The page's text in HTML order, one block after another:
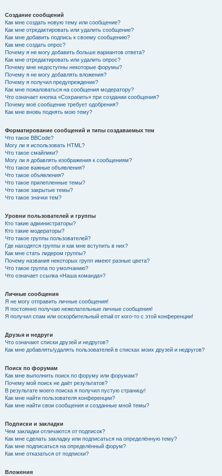
Создание сообщений
Как мне создать новую тему или сообщение?
Как мне отредактировать или удалить сообщение?
Как мне добавить подпись к своему сообщению?
Как мне создать опрос?
Почему я не могу добавить больше вариантов ответа?
Как мне отредактировать или удалить опрос?
Почему мне недоступны некоторые форумы?
Почему я не могу добавлять вложения?
Почему я получил предупреждение?
Как мне пожаловаться на сообщения модератору?
Что означает кнопка «Сохранить» при создании сообщения?
Почему моё сообщение требует одобрения?
Как мне вновь поднять мою тему?
Форматирование сообщений и типы создаваемых тем
Что такое BBCode?
Могу ли я использовать HTML?
Что такое смайлики?
Могу ли я добавлять изображения к сообщениям?
Что такое важные объявления?
Что такое объявления?
Что такое прилепленные темы?
Что такое закрытые темы?
Что такое значки тем?
Уровни пользователей и группы
Кто такие администраторы?
Кто такие модераторы?
Что такое группы пользователей?
Где находятся группы и как мне вступить в них?
Как мне стать лидером группы?
Почему названия некоторых групп имеют разные цвета?
Что такое группа по умолчанию?
Что означает ссылка «Наша команда»?
Личные сообщения
Я не могу отправить личные сообщения!
Я постоянно получаю нежелательные личные сообщения!
Я получил спам или оскорбительный email от кого-то с этой конференции!
Друзья и недруги
Что означают списки друзей и недругов?
Как мне добавлять/удалять пользователей в списках моих друзей и недругов?
Поиск по форумам
Как мне выполнить поиск по форуму или форумам?
Почему мой поиск не даёт результатов?
В результате моего поиска я получил пустую страницу!
Как мне найти пользователя конференции?
Как мне найти свои сообщения и созданные мной темы?
Подписки и закладки
Чем закладки отличаются от подписок?
Как мне сделать закладку или подписаться на определённую тему?
Как мне подписаться на определённый форум?
Как мне отказаться от подписки?
Вложения